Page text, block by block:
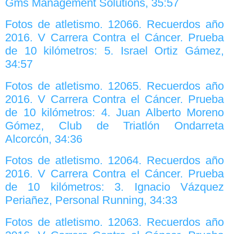
Gms Management Solutions, 35:57
Fotos de atletismo. 12066. Recuerdos año
2016. V Carrera Contra el Cáncer. Prueba
de 10 kilómetros: 5. Israel Ortiz Gámez,
34:57
Fotos de atletismo. 12065. Recuerdos año
2016. V Carrera Contra el Cáncer. Prueba
de 10 kilómetros: 4. Juan Alberto Moreno
Gómez, Club de Triatlón Ondarreta
Alcorcón, 34:36
Fotos de atletismo. 12064. Recuerdos año
2016. V Carrera Contra el Cáncer. Prueba
de 10 kilómetros: 3. Ignacio Vázquez
Periañez, Personal Running, 34:33
Fotos de atletismo. 12063. Recuerdos año